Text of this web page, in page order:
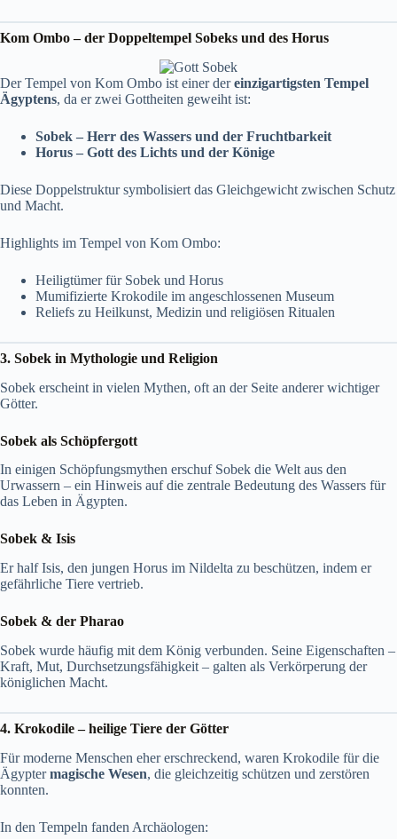
Kom Ombo – der Doppeltempel Sobeks und des Horus
Der Tempel von Kom Ombo ist einer dereinzigartigsten Tempel
Ägyptens, da er zwei Gottheiten geweiht ist:
Sobek – Herr des Wassers und der Fruchtbarkeit
Horus – Gott des Lichts und der Könige
Diese Doppelstruktur symbolisiert das Gleichgewicht zwischen Schutz
und Macht.
Highlights im Tempel von Kom Ombo:
Heiligtümer für Sobek und Horus
Mumifizierte Krokodile im angeschlossenen Museum
Reliefs zu Heilkunst, Medizin und religiösen Ritualen
3. Sobek in Mythologie und Religion
Sobek erscheint in vielen Mythen, oft an der Seite anderer wichtiger
Götter.
Sobek als Schöpfergott
In einigen Schöpfungsmythen erschuf Sobek die Welt aus den
Urwassern – ein Hinweis auf die zentrale Bedeutung des Wassers für
das Leben in Ägypten.
Sobek & Isis
Er half Isis, den jungen Horus im Nildelta zu beschützen, indem er
gefährliche Tiere vertrieb.
Sobek & der Pharao
Sobek wurde häufig mit dem König verbunden. Seine Eigenschaften –
Kraft, Mut, Durchsetzungsfähigkeit – galten als Verkörperung der
königlichen Macht.
4. Krokodile – heilige Tiere der Götter
Für moderne Menschen eher erschreckend, waren Krokodile für die
Ägyptermagische Wesen, die gleichzeitig schützen und zerstören
konnten.
In den Tempeln fanden Archäologen: